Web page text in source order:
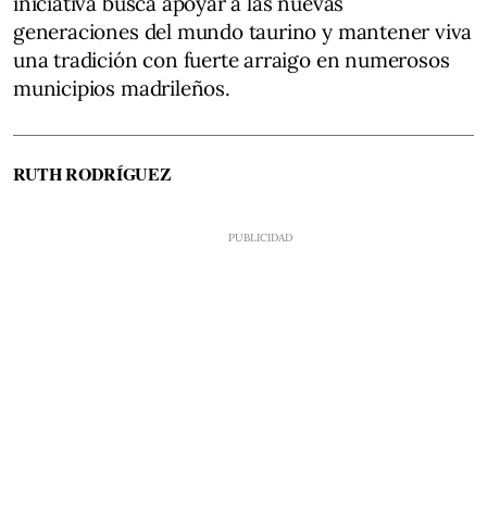
generaciones del mundo taurino y mantener viva
una tradición con fuerte arraigo en numerosos
municipios madrileños.
RUTH RODRÍGUEZ